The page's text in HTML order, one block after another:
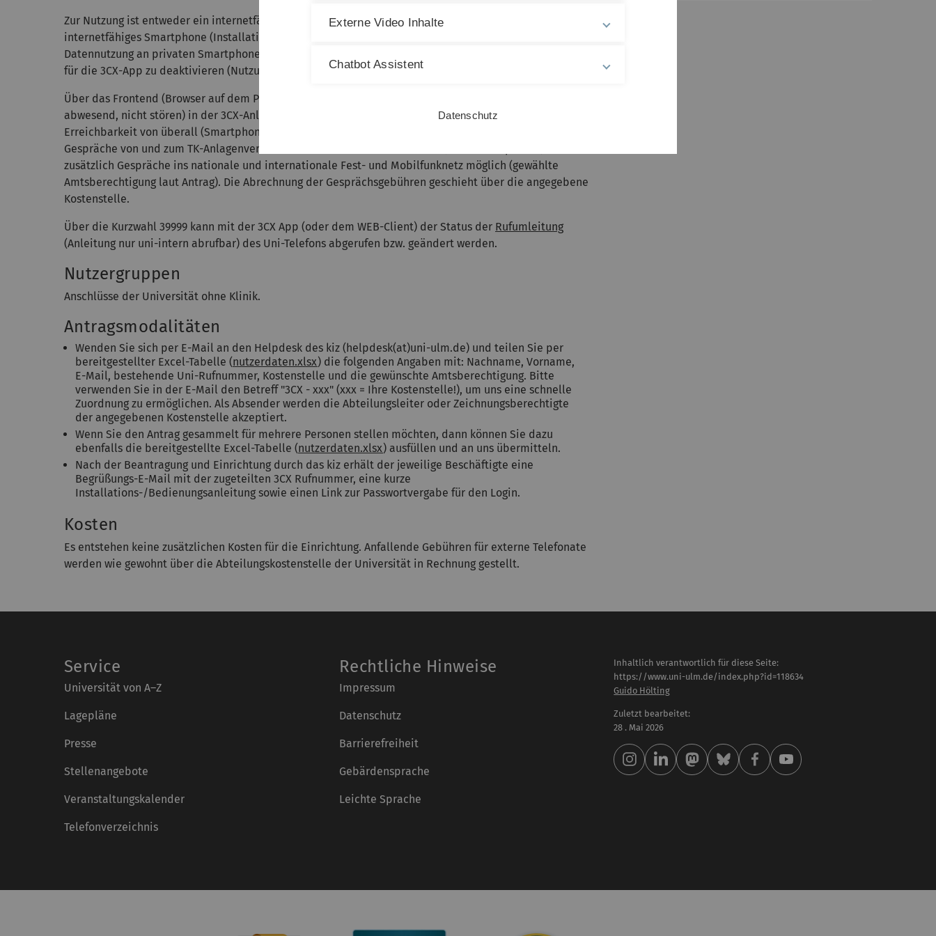
Zur Nutzung ist entweder ein internetfähiger PC (Web-Browser) mit einem Headset oder ein
internetfähiges Smartphone (Installation der 3CX-App) Voraussetzung. Um zusätzliche Kosten für die
Datennutzung an privaten Smartphones zu vermeiden, empfiehlt es sich, die Nutzung von mobilen Daten
für die 3CX-App zu deaktivieren (Nutzung dann nur über WLAN möglich).
Über das Frontend (Browser auf dem PC, App auf dem Smartphone) kann der Status (z.B. verfügbar,
abwesend, nicht stören) in der 3CX-Anlage gesetzt werden. Dadurch kann der Nutzer zu jeder Zeit die
Erreichbarkeit von überall (Smartphone) beeinflussen, ohne extra Zugang zum Uni-Telefon zu benötigen.
Gespräche von und zum TK-Anlagenverbund der Universität sind kostenlos (interne Gespräche). Es sind
zusätzlich Gespräche ins nationale und internationale Fest- und Mobilfunknetz möglich (gewählte
Amtsberechtigung laut Antrag). Die Abrechnung der Gesprächsgebühren geschieht über die angegebene
Kostenstelle.
Über die Kurzwahl 39999 kann mit der 3CX App (oder dem WEB-Client) der Status der Rufumleitung
(Anleitung nur uni-intern abrufbar) des Uni-Telefons abgerufen bzw. geändert werden.
Nutzergruppen
Anschlüsse der Universität ohne Klinik.
Antragsmodalitäten
Wenden Sie sich per E-Mail an den Helpdesk des kiz (helpdesk(at)uni-ulm.de) und teilen Sie per
bereitgestellter Excel-Tabelle (nutzerdaten.xlsx) die folgenden Angaben mit: Nachname, Vorname,
E-Mail, bestehende Uni-Rufnummer, Kostenstelle und die gewünschte Amtsberechtigung. Bitte
verwenden Sie in der E-Mail den Betreff "3CX - xxx" (xxx = Ihre Kostenstelle!), um uns eine schnelle
Zuordnung zu ermöglichen. Als Absender werden die Abteilungsleiter oder Zeichnungsberechtigte
der angegebenen Kostenstelle akzeptiert.
Wenn Sie den Antrag gesammelt für mehrere Personen stellen möchten, dann können Sie dazu
ebenfalls die bereitgestellte Excel-Tabelle (nutzerdaten.xlsx) ausfüllen und an uns übermitteln.
Nach der Beantragung und Einrichtung durch das kiz erhält der jeweilige Beschäftigte eine
Begrüßungs-E-Mail mit der zugeteilten 3CX Rufnummer, eine kurze
Installations-/Bedienungsanleitung sowie einen Link zur Passwortvergabe für den Login.
Kosten
Es entstehen keine zusätzlichen Kosten für die Einrichtung. Anfallende Gebühren für externe Telefonate
werden wie gewohnt über die Abteilungskostenstelle der Universität in Rechnung gestellt.
Service
Universität von A–Z
Lagepläne
Presse
Stellenangebote
Veranstaltungskalender
Telefonverzeichnis
Rechtliche Hinweise
Impressum
Datenschutz
Barrierefreiheit
Gebärdensprache
Leichte Sprache
Inhaltlich verantwortlich für diese Seite:
https://www.uni-ulm.de/index.php?id=118634
Guido Hölting
Zuletzt bearbeitet:
28 . Mai 2026
Externe Video Inhalte
Chatbot Assistent
Datenschutz